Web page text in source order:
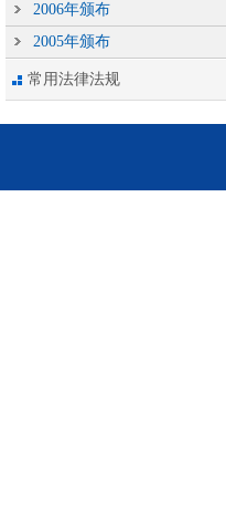
2006年颁布
2005年颁布
常用法律法规